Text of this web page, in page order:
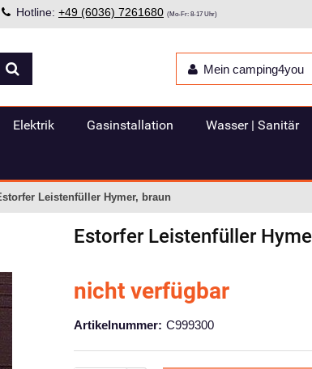
Hotline: +49 (6036) 7261680 (Mo-Fr: 8-17 Uhr)
Mein camping4you
Elektrik Gasinstallation Wasser | Sanitär
Leistenfüller Hymer, braun
Estorfer Leistenfüller
nicht verfügbar
Artikelnummer: C999300